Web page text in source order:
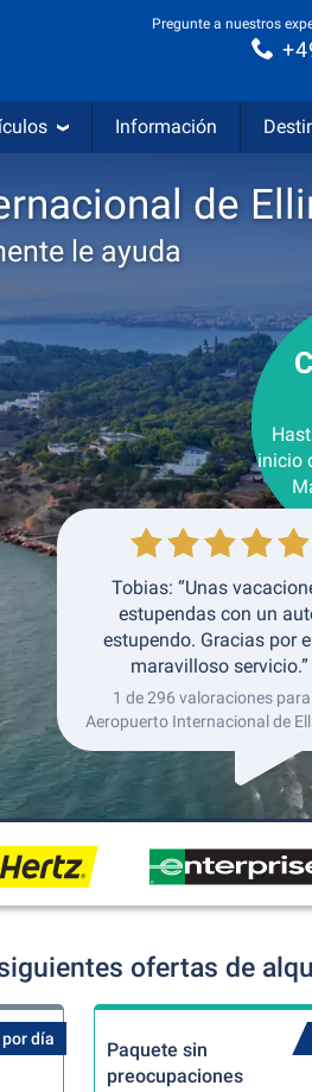
Pregunte a nuestros
Información
de
le ayuda
inicio
Tobias: “Unas
estupendas con un
estupendo. Gracias por
maravilloso servicio.”
1 de 296 valoraciones para
Aeropuerto Internacional de
ofertas de
día
Paquete sin
preocupaciones